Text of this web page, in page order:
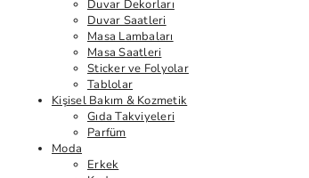
Duvar Dekorları
Duvar Saatleri
Masa Lambaları
Masa Saatleri
Sticker ve Folyolar
Tablolar
Kişisel Bakım & Kozmetik
Gıda Takviyeleri
Parfüm
Moda
Erkek